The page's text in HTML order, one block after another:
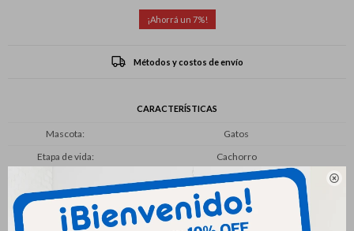

7
Métodos y costos de envío
CARACTERÍSTICAS
Mascota
Gatos
Etapa de vida
Cachorro
Productos que te pueden interesar